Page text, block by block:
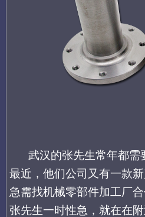
武汉的张先生常年都需
最近，他们公司又有一款
急需找机械零部件加工厂
张先生一时性急，就在在